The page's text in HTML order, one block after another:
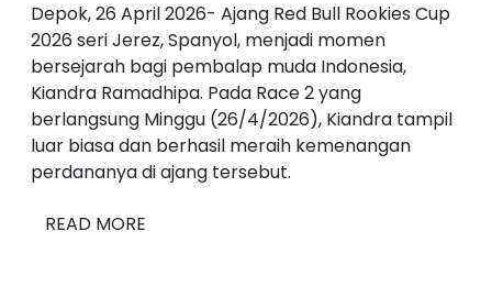
Depok, 26 April 2026- Ajang Red Bull Rookies Cup
2026 seri Jerez, Spanyol, menjadi momen
bersejarah bagi pembalap muda Indonesia,
Kiandra Ramadhipa. Pada Race 2 yang
berlangsung Minggu (26/4/2026), Kiandra tampil
luar biasa dan berhasil meraih kemenangan
perdananya di ajang tersebut.
READ MORE